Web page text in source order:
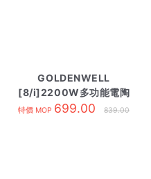
GOLDENWELL
[8/i]2200W多功能電陶
爐 HK-GBC-DT125
特價 MOP 699.00 839.00